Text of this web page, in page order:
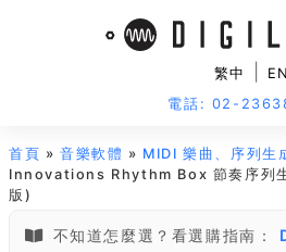
繁中
EN
電話: 02-
首頁 »音樂軟體 » MIDI 樂曲、序列生
Innovations Rhythm Box 節奏序列
版)
不知道怎麼選？看選購指南：